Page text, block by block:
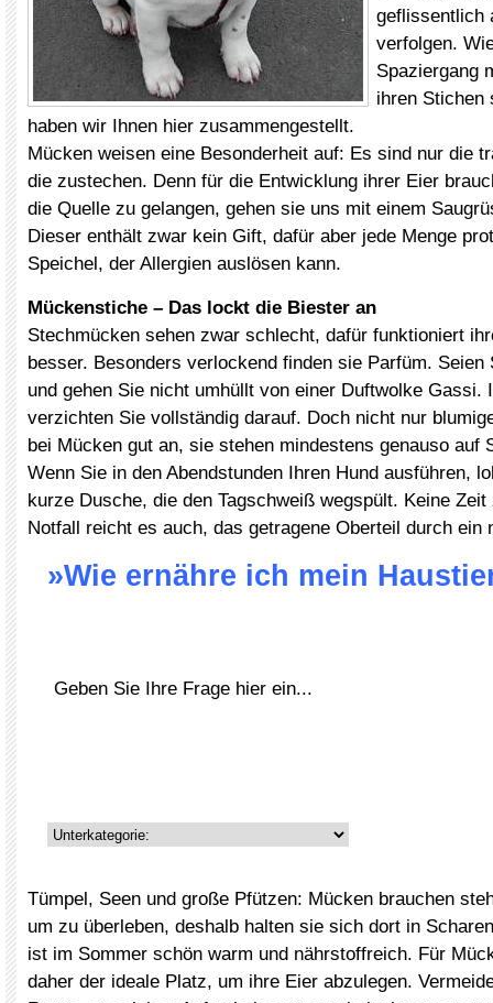
geflissentlich
verfolgen.
Spaziergang
ihren Stichen
haben wir Ihnen hier zusammengestellt.
Mücken weisen eine Besonderheit auf: Es sind nur die
die zustechen. Denn für die Entwicklung ihrer Eier
die Quelle zu gelangen, gehen sie uns mit einem
Dieser enthält zwar kein Gift, dafür aber jede Menge
Speichel, der Allergien auslösen kann.
Mückenstiche – Das lockt die Biester an
Stechmücken sehen zwar schlecht, dafür funktioniert
besser. Besonders verlockend finden sie Parfüm. Seien
und gehen Sie nicht umhüllt von einer Duftwolke Gassi.
verzichten Sie vollständig darauf. Doch nicht nur
bei Mücken gut an, sie stehen mindestens genauso auf
Wenn Sie in den Abendstunden Ihren Hund ausführen,
kurze Dusche, die den Tagschweiß wegspült. Keine
Notfall reicht es auch, das getragene Oberteil durch ein
»Wie ernähre ich mein
Tümpel, Seen und große Pfützen: Mücken brauchen
um zu überleben, deshalb halten sie sich dort in
ist im Sommer schön warm und nährstoffreich. Für
daher der ideale Platz, um ihre Eier abzulegen.